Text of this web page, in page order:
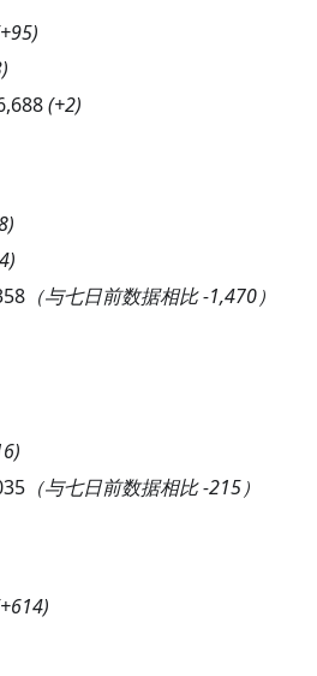
+95)
)
(+2)
)
)
（与七日前数据相比 -1,470）
)
（与七日前数据相比 -215）
+614)